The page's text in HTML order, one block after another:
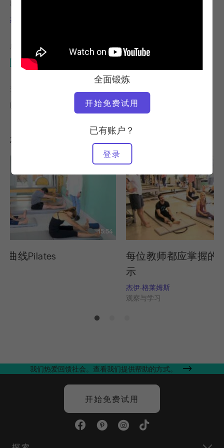
全面锻炼
开始免费试用
已有账户？
登录
教师
杰西卡-马库森
所需设备
垫子
查找类似课程
您可能喜欢的其他锻炼
15:54
曲线Pilates
每位教师都应掌握的
示
杰伊-格莱姆斯
观察与学习
我们热爱回馈社会。查看我们提供帮助的方式。
开始免费试用